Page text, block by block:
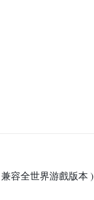
容全世界游戲版本 )